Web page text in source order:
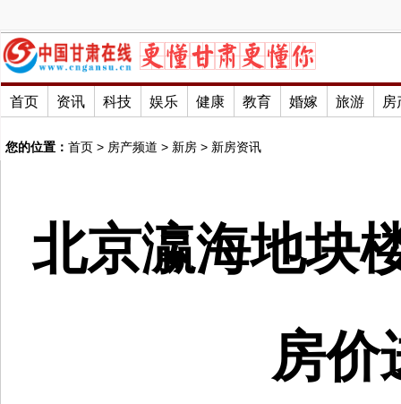
首页 资讯 科技 娱乐 健康 教育 婚嫁 旅游 房
您的位置： 首页 > 房产频道 > 新房 > 新房资讯
北京瀛海地块
房价